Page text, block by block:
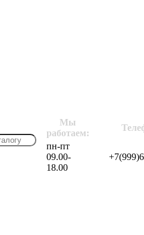
Мы
работаем:
пн-пт
09.00-
18.00